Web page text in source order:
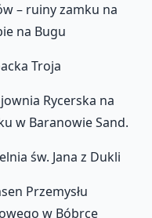
– ruiny zamku na
na Bugu
Troja
Rycerska na
w Baranowie Sand.
św. Jana z Dukli
Przemysłu
w Bóbrce